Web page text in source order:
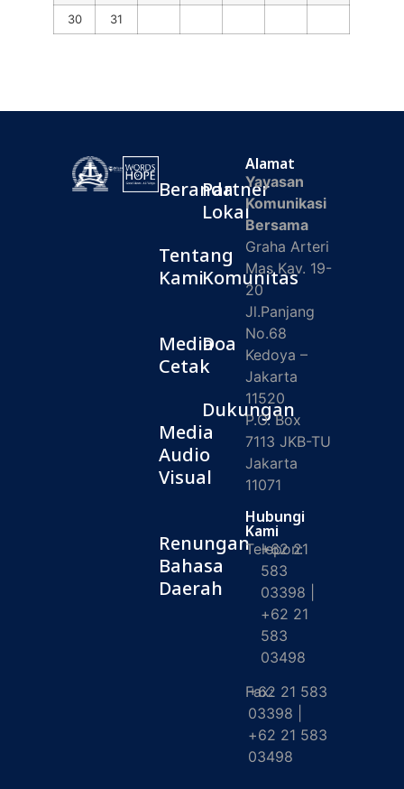
30
31
Beranda
Tentang
Kami
Media
Cetak
Media
Audio
Visual
Renungan
Bahasa
Daerah
Partner
Lokal
Komunitas
Doa
Dukungan
Alamat
Yayasan
Komunikasi
Bersama
Graha Arteri
Mas Kav. 19-
20
Jl.Panjang
No.68
Kedoya –
Jakarta
11520
P.O. Box
7113 JKB-TU
Jakarta
11071
Hubungi
Kami
Telepon:
+62 21
583
03398 |
+62 21
583
03498
Fax:
+62 21 583
03398 |
+62 21 583
03498